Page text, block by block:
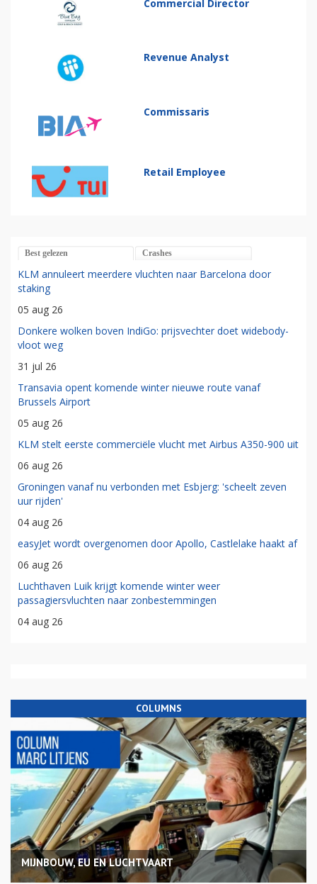
Commercial Director
Revenue Analyst
Commissaris
Retail Employee
Best gelezen Crashes
KLM annuleert meerdere vluchten naar Barcelona door
staking
05 aug 26
Donkere wolken boven IndiGo: prijsvechter doet widebody-
vloot weg
31 jul 26
Transavia opent komende winter nieuwe route vanaf
Brussels Airport
05 aug 26
KLM stelt eerste commerciële vlucht met Airbus A350-900 uit
06 aug 26
Groningen vanaf nu verbonden met Esbjerg: 'scheelt zeven
uur rijden'
04 aug 26
easyJet wordt overgenomen door Apollo, Castlelake haakt af
06 aug 26
Luchthaven Luik krijgt komende winter weer
passagiersvluchten naar zonbestemmingen
04 aug 26
COLUMNS
MIJNBOUW, EU EN LUCHTVAART